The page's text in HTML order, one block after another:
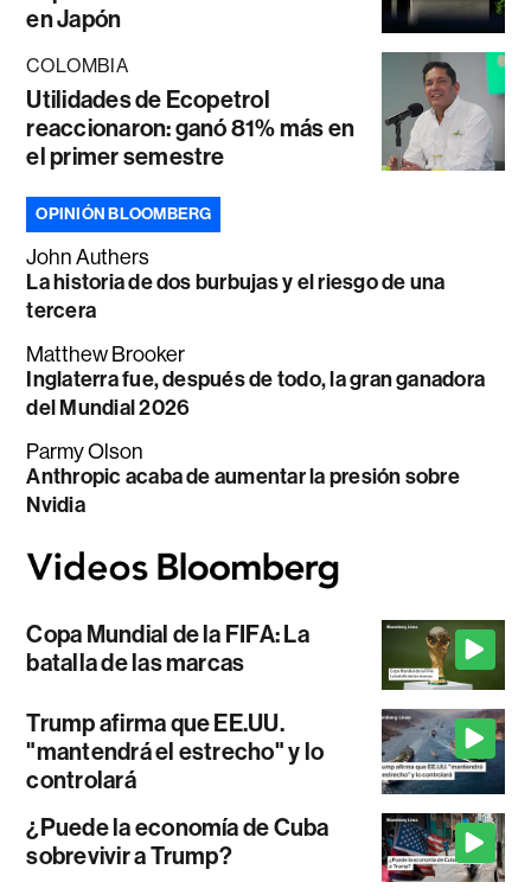
en Japón
COLOMBIA
Utilidades de Ecopetrol
reaccionaron: ganó 81% más en
el primer semestre
OPINIÓN BLOOMBERG
John Authers
La historia de dos burbujas y el riesgo de una
tercera
Matthew Brooker
Inglaterra fue, después de todo, la gran ganadora
del Mundial 2026
Parmy Olson
Anthropic acaba de aumentar la presión sobre
Nvidia
Copa Mundial de la FIFA: La
batalla de las marcas
Trump afirma que EE.UU.
"mantendrá el estrecho" y lo
controlará
¿Puede la economía de Cuba
sobrevivir a Trump?